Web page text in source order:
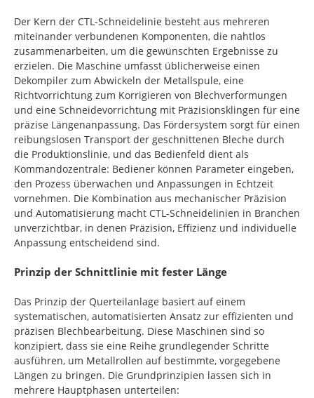
Der Kern der CTL-Schneidelinie besteht aus mehreren
miteinander verbundenen Komponenten, die nahtlos
zusammenarbeiten, um die gewünschten Ergebnisse zu
erzielen. Die Maschine umfasst üblicherweise einen
Dekompiler zum Abwickeln der Metallspule, eine
Richtvorrichtung zum Korrigieren von Blechverformungen
und eine Schneidevorrichtung mit Präzisionsklingen für eine
präzise Längenanpassung. Das Fördersystem sorgt für einen
reibungslosen Transport der geschnittenen Bleche durch
die Produktionslinie, und das Bedienfeld dient als
Kommandozentrale: Bediener können Parameter eingeben,
den Prozess überwachen und Anpassungen in Echtzeit
vornehmen. Die Kombination aus mechanischer Präzision
und Automatisierung macht CTL-Schneidelinien in Branchen
unverzichtbar, in denen Präzision, Effizienz und individuelle
Anpassung entscheidend sind.
Prinzip der Schnittlinie mit fester Länge
Das Prinzip der Querteilanlage basiert auf einem
systematischen, automatisierten Ansatz zur effizienten und
präzisen Blechbearbeitung. Diese Maschinen sind so
konzipiert, dass sie eine Reihe grundlegender Schritte
ausführen, um Metallrollen auf bestimmte, vorgegebene
Längen zu bringen. Die Grundprinzipien lassen sich in
mehrere Hauptphasen unterteilen: